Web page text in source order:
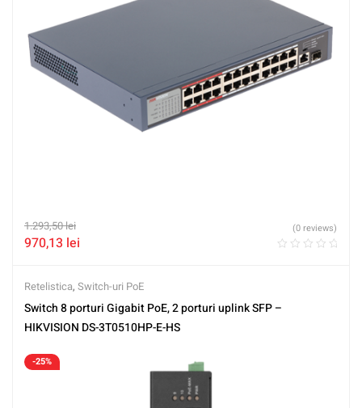
1.293,50lei
970,13 lei
(0 reviews)
Retelistica, Switch-uri PoE
Switch 8 porturi Gigabit PoE, 2 porturi uplink SFP –
HIKVISION DS-3T0510HP-E-HS
-25%